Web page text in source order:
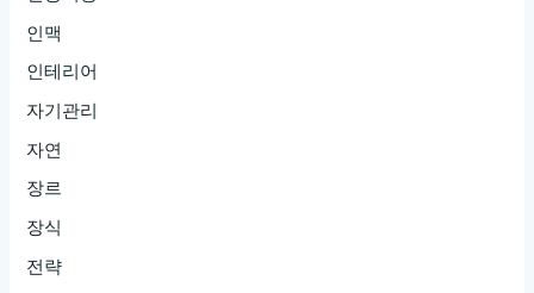
인맥
인테리어
자기관리
자연
장르
장식
전략